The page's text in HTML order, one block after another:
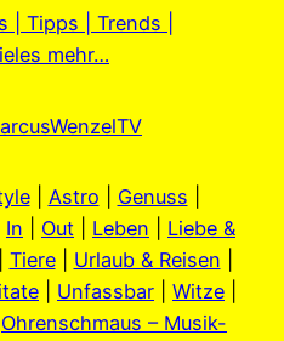
| Tipps | Trends |
mehr…
| Astro Genuss
In Out Leben
Liebe &
Tiere| Urlaub & Reisen
Unfassbar Witze
Ohrenschmaus – Musik-